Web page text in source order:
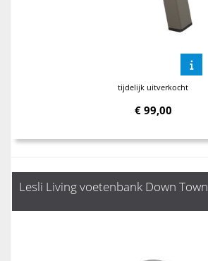
tijdelijk uitverkocht
€ 99,00
Lesli Living voetenbank Down Town